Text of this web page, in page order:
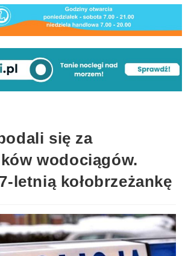
się za
wodociągów.
letnią kołobrzeżankę